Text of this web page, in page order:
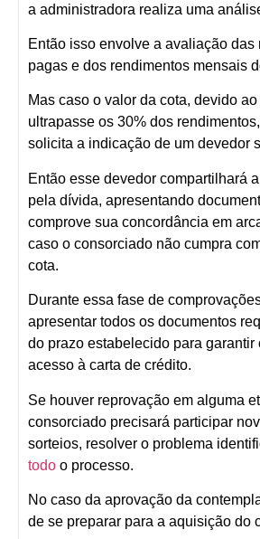
a administradora realiza uma
Então isso envolve a avaliação das
pagas e dos rendimentos mensais
Mas caso o valor da cota, devido
ultrapasse os 30% dos
solicita a indicação de um devedor
Então esse devedor compartilhará
pela dívida, apresentando
comprove sua concordância em
caso o consorciado não cumpra
cota.
Durante essa fase de
apresentar todos os documentos
do prazo estabelecido para garantir
acesso à carta de crédito.
Se houver reprovação em alguma
consorciado precisará participar
sorteios, resolver o problema
todo o processo.
No caso da aprovação da
de se preparar para a aquisição do